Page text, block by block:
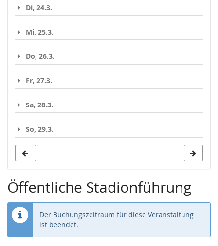
Di, 24.3.
Mi, 25.3.
Do, 26.3.
Fr, 27.3.
Sa, 28.3.
So, 29.3.
Öffentliche Stadionführung
Der Buchungszeitraum für diese Veranstaltung
ist beendet.